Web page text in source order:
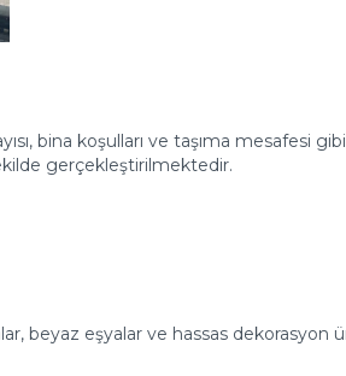
bina koşulları ve taşıma mesafesi
gerçekleştirilmektedir.
beyaz eşyalar ve hassas dekorasyon